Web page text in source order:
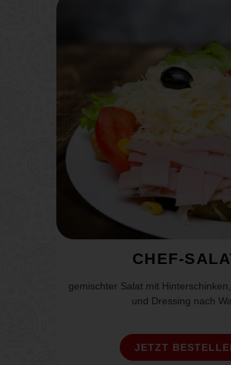
CHEF-
gemischter Salat mit
und Dressing nach
JETZT